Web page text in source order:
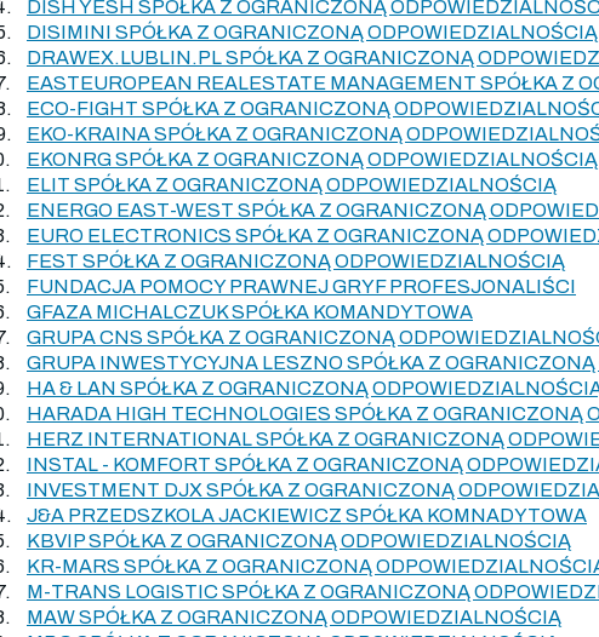
DISH YESH SPÓŁKA Z OGRANICZONĄ
DISIMINI SPÓŁKA Z OGRANICZONĄ ODPOWIEDZIALNOŚCIĄ
DRAWEX.LUBLIN.PL SPÓŁKA Z OGRANICZONĄ
EASTEUROPEAN REALESTATE MANAGEMENT SPÓŁKA Z
ECO-FIGHT SPÓŁKA Z OGRANICZONĄ
EKO-KRAINA SPÓŁKA Z OGRANICZONĄ
EKONRG SPÓŁKA Z OGRANICZONĄ ODPOWIEDZIALNOŚCIĄ
ELIT SPÓŁKA Z OGRANICZONĄ ODPOWIEDZIALNOŚCIĄ
ENERGO EAST-WEST SPÓŁKA Z OGRANICZONĄ
EURO ELECTRONICS SPÓŁKA Z OGRANICZONĄ
FEST SPÓŁKA Z OGRANICZONĄ ODPOWIEDZIALNOŚCIĄ
FUNDACJA POMOCY PRAWNEJ GRYF PROFESJONALIŚCI
GFAZA MICHALCZUK SPÓŁKA KOMANDYTOWA
GRUPA CNS SPÓŁKA Z OGRANICZONĄ
GRUPA INWESTYCYJNA LESZNO SPÓŁKA Z
HA & LAN SPÓŁKA Z OGRANICZONĄ
HARADA HIGH TECHNOLOGIES SPÓŁKA Z OGRANICZONĄ
HERZ INTERNATIONAL SPÓŁKA Z OGRANICZONĄ
INSTAL - KOMFORT SPÓŁKA Z OGRANICZONĄ
INVESTMENT DJX SPÓŁKA Z OGRANICZONĄ
J&A PRZEDSZKOLA JACKIEWICZ SPÓŁKA KOMNADYTOWA
KBVIP SPÓŁKA Z OGRANICZONĄ ODPOWIEDZIALNOŚCIĄ
KR-MARS SPÓŁKA Z OGRANICZONĄ
M-TRANS LOGISTIC SPÓŁKA Z OGRANICZONĄ
MAW SPÓŁKA Z OGRANICZONĄ ODPOWIEDZIALNOŚCIĄ